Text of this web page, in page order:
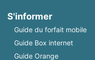
S'informer
Guide du forfait mobile
Guide Box internet
Guide Orange